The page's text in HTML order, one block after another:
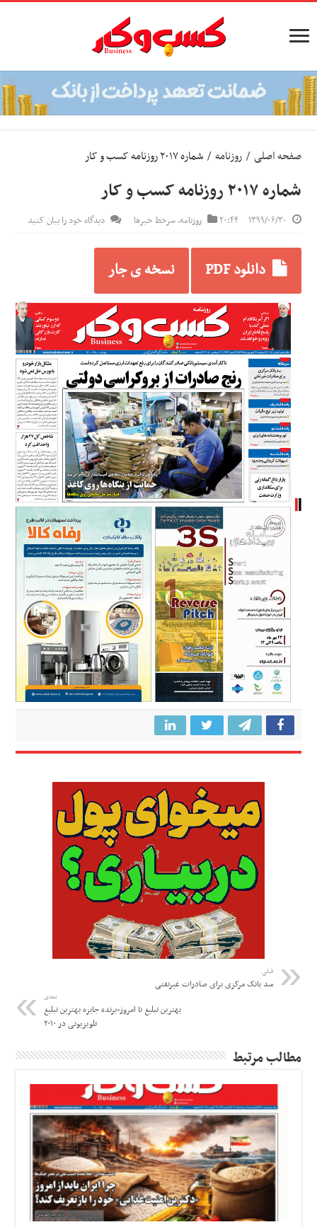
صفحه اصلی / روزنامه / شماره ۲۰۱۷ روزنامه کسب و کار
شماره ۲۰۱۷ روزنامه کسب و کار
۱۳۹۹/۰۶/۳۰ ۲۰:۴۴ روزنامه,سرخط خبرها دیدگاه خود را بیان کنید
دانلود PDF نسخه ی جار
قبلی
سد بانک مرکزی برای صادرات غیرنفتی
بعدی
بهترین تبلیغ تا امروز-برنده جایزه بهترین تبلیغ
تلویزیونی در ۲۰۱۰
مطالب مرتبط